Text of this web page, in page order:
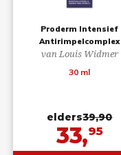
Proderm Intensief
Antirimpelcomplex
van Louis Widmer
30 ml
elders39,90
33,95